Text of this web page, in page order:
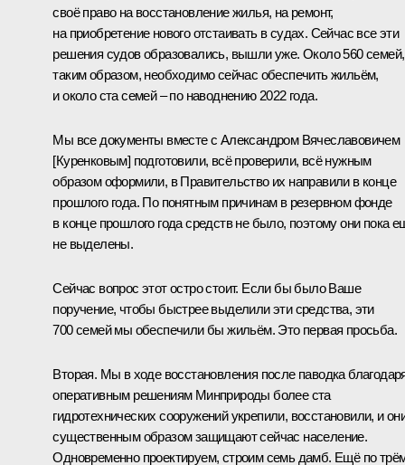
своё право на восстановление жилья, на ремонт,
на приобретение нового отстаивать в судах. Сейчас все эти
решения судов образовались, вышли уже. Около 560 семей,
таким образом, необходимо сейчас обеспечить жильём,
и около ста семей – по наводнению 2022 года.
Мы все документы вместе с Александром Вячеславовичем
[Куренковым] подготовили, всё проверили, всё нужным
образом оформили, в Правительство их направили в конце
прошлого года. По понятным причинам в резервном фонде
в конце прошлого года средств не было, поэтому они пока
не выделены.
Сейчас вопрос этот остро стоит. Если бы было Ваше
поручение, чтобы быстрее выделили эти средства, эти
700 семей мы обеспечили бы жильём. Это первая просьба.
Вторая. Мы в ходе восстановления после паводка
оперативным решениям Минприроды более ста
гидротехнических сооружений укрепили, восстановили, и
существенным образом защищают сейчас население.
Одновременно проектируем, строим семь дамб. Ещё по